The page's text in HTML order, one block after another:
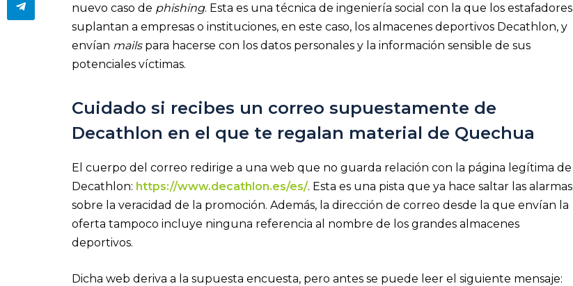
nuevo caso de phishing. Esta es una técnica de ingeniería social con la que los estafadores
suplantan a empresas o instituciones, en este caso, los almacenes deportivos Decathlon, y
envían mailspara hacerse con los datos personales y la información sensible de sus
potenciales víctimas.
Cuidado si recibes un correo supuestamente de
Decathlon en el que te regalan material de Quechua
El cuerpo del correo redirige a una web que no guarda relación con la página legítima de
Decathlon: https://www.decathlon.es/es/. Esta es una pista que ya hace saltar las alarmas
sobre la veracidad de la promoción. Además, la dirección de correo desde la que envían la
oferta tampoco incluye ninguna referencia al nombre de los grandes almacenes
deportivos.
Dicha web deriva a la supuesta encuesta, pero antes se puede leer el siguiente mensaje: